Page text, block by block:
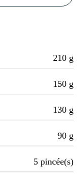
210 g
150 g
130 g
90 g
5 pincée(s)